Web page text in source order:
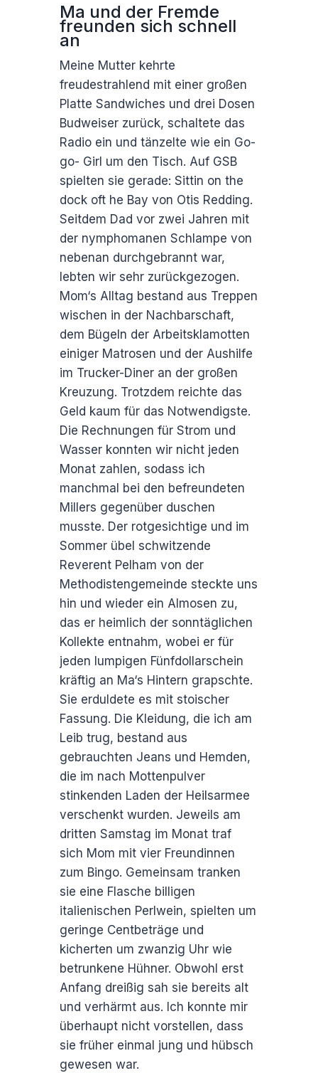
Ma und der Fremde
freunden sich schnell
an
Meine Mutter kehrte
freudestrahlend mit einer großen
Platte Sandwiches und drei Dosen
Budweiser zurück, schaltete das
Radio ein und tänzelte wie ein Go-
go- Girl um den Tisch. Auf GSB
spielten sie gerade: Sittin on the
dock oft he Bay von Otis Redding.
Seitdem Dad vor zwei Jahren mit
der nymphomanen Schlampe von
nebenan durchgebrannt war,
lebten wir sehr zurückgezogen.
Mom‘s Alltag bestand aus Treppen
wischen in der Nachbarschaft,
dem Bügeln der Arbeitsklamotten
einiger Matrosen und der Aushilfe
im Trucker-Diner an der großen
Kreuzung. Trotzdem reichte das
Geld kaum für das Notwendigste.
Die Rechnungen für Strom und
Wasser konnten wir nicht jeden
Monat zahlen, sodass ich
manchmal bei den befreundeten
Millers gegenüber duschen
musste. Der rotgesichtige und im
Sommer übel schwitzende
Reverent Pelham von der
Methodistengemeinde steckte uns
hin und wieder ein Almosen zu,
das er heimlich der sonntäglichen
Kollekte entnahm, wobei er für
jeden lumpigen Fünfdollarschein
kräftig an Ma‘s Hintern grapschte.
Sie erduldete es mit stoischer
Fassung. Die Kleidung, die ich am
Leib trug, bestand aus
gebrauchten Jeans und Hemden,
die im nach Mottenpulver
stinkenden Laden der Heilsarmee
verschenkt wurden. Jeweils am
dritten Samstag im Monat traf
sich Mom mit vier Freundinnen
zum Bingo. Gemeinsam tranken
sie eine Flasche billigen
italienischen Perlwein, spielten um
geringe Centbeträge und
kicherten um zwanzig Uhr wie
betrunkene Hühner. Obwohl erst
Anfang dreißig sah sie bereits alt
und verhärmt aus. Ich konnte mir
überhaupt nicht vorstellen, dass
sie früher einmal jung und hübsch
gewesen war.